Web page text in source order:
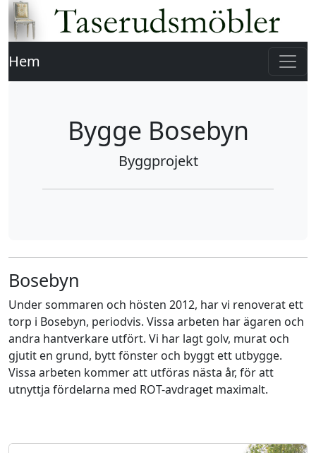
Hem
Bygge Bosebyn
Byggprojekt
Bosebyn
Under sommaren och hösten 2012, har vi renoverat ett
torp i Bosebyn, periodvis. Vissa arbeten har ägaren och
andra hantverkare utfört. Vi har lagt golv, murat och
gjutit en grund, bytt fönster och byggt ett utbygge.
Vissa arbeten kommer att utföras nästa år, för att
utnyttja fördelarna med ROT-avdraget maximalt.